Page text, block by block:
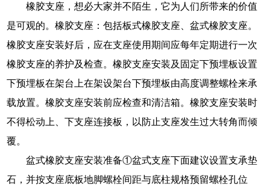
橡胶支座，想必大家并不陌生，它为人们所带来的价值
是可观的。橡胶支座：包括板式橡胶支座、盆式橡胶支座。
橡胶支座安装好后，应在支座使用期间应每年定期进行一次
橡胶支座的养护及检查。橡胶支座安装及固定下预埋板设置
下预埋板在架台上在架设架台下预埋板由高度调整螺栓来承
载放置。橡胶支座安装前应检查和清洁箱。橡胶支座安装时
不得松动上、下支座连接板，以防止支座发生过大转角而倾
覆。
盆式橡胶支座安装准备①盆式支座下面建议设置支承垫
石，并按支座底板地脚螺栓间距与底柱规格预留螺栓孔位